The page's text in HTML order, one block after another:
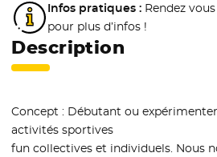
Infos pratiques : Rendez
pour plus d’infos !
Description
Concept : Débutant ou
activités sportives
fun collectives et individuels. Nous